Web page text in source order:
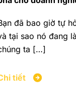
đã bao giờ tự
tại sao nó đang
ta […]
tiết